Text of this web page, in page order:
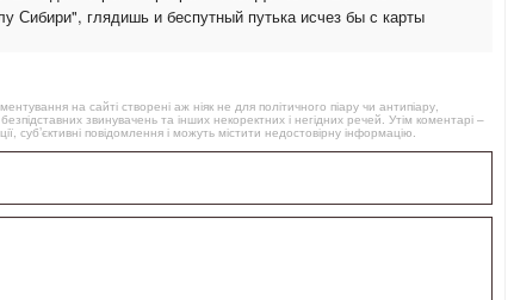
Сибири", глядишь и беспутный путька исчез бы с карты
на сайті створені аж ніяк не для політичного піару чи антипіару,
звинувачень та інших некоректних і негідних речей. Утім коментарі –
суб’єктивні повідомлення і можуть містити недостовірну інформацію.